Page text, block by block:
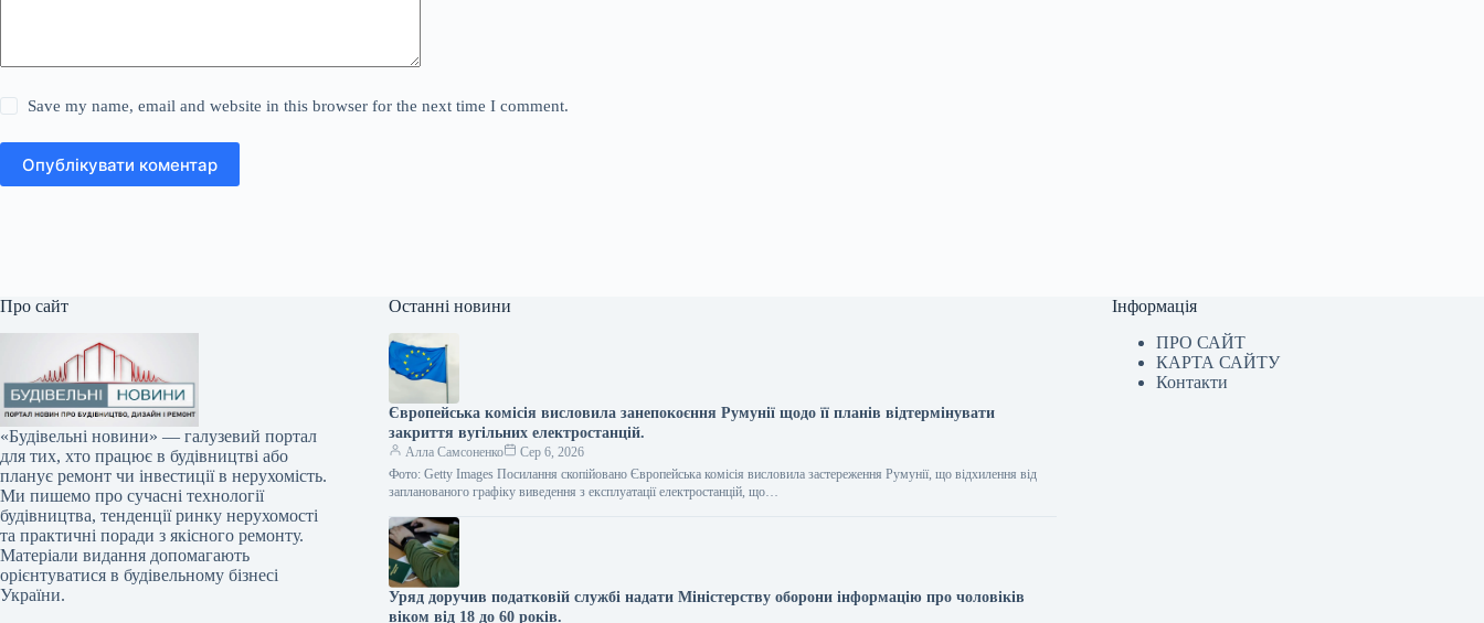
Save my name, email and website in this browser for the next time I comment.
Опублікувати коментар
Про сайт
«Будівельні новини» — галузевий портал
для тих, хто працює в будівництві або
планує ремонт чи інвестиції в нерухомість.
Ми пишемо про сучасні технології
будівництва, тенденції ринку нерухомості
та практичні поради з якісного ремонту.
Матеріали видання допомагають
орієнтуватися в будівельному бізнесі
України.
Останні новини
Європейська комісія висловила занепокоєння Румунії щодо її планів відтермінувати
закриття вугільних електростанцій.
Алла Самсоненко
Сер 6, 2026
Фото: Getty Images Посилання скопійовано Європейська комісія висловила застереження Румунії, що відхилення від
запланованого графіку виведення з експлуатації електростанцій, що…
Уряд доручив податковій службі надати Міністерству оборони інформацію про чоловіків
віком від 18 до 60 років.
Інформація
ПРО САЙТ
КАРТА САЙТУ
Контакти